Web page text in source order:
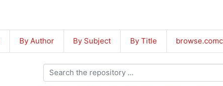
By Author By Subject By Title